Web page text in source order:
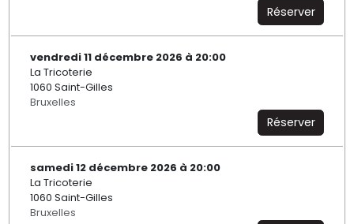
Réserver
vendredi 11 décembre 2026 à 20:00
La Tricoterie
1060 Saint-Gilles
Bruxelles
Réserver
samedi 12 décembre 2026 à 20:00
La Tricoterie
1060 Saint-Gilles
Bruxelles